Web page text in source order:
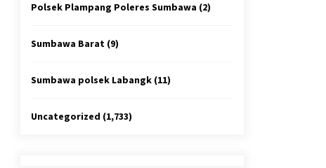
Polsek Plampang Poleres Sumbawa (2)
Sumbawa Barat (9)
Sumbawa polsek Labangk (11)
Uncategorized (1,733)